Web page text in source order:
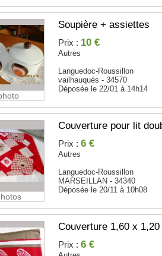
Soupière + assiettes
Prix : 10 €
Autres
Languedoc-Roussillon
vailhauqués - 34570
Déposée le 22/01 à 14h14
Couverture pour lit
Prix :6 €
Autres
Languedoc-Roussillon
MARSEILLAN - 34340
Déposée le 20/11 à 10h08
Couverture 1,60 x
Prix :6 €